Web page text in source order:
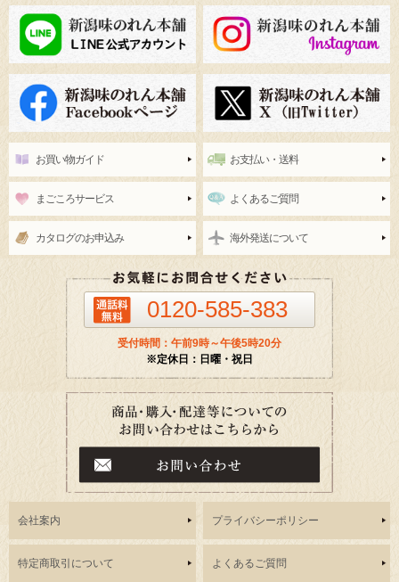
お買い物ガイド お支払い・送料
まごころサービス よくあるご質問
カタログのお申込み 海外発送について
0120-585-383
受付時間：午前9時～午後5時20分
※定休日：日曜・祝日
会社案内 プライバシーポリシー
特定商取引について よくあるご質問